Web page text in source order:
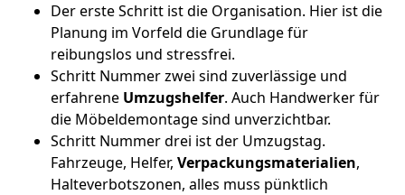
Der erste Schritt ist die Organisation. Hier ist die
Planung im Vorfeld die Grundlage für
reibungslos und stressfrei.
Schritt Nummer zwei sind zuverlässige und
erfahrene Umzugshelfer. Auch Handwerker für
die Möbeldemontage sind unverzichtbar.
Schritt Nummer drei ist der Umzugstag.
Fahrzeuge, Helfer, Verpackungsmaterialien,
Halteverbotszonen, alles muss pünktlich